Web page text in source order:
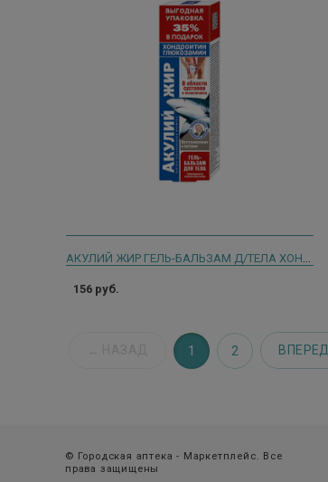
156 руб.
1 2 ВПЕРЕД
© Городская аптека - Маркетплейс. Все
права защищены